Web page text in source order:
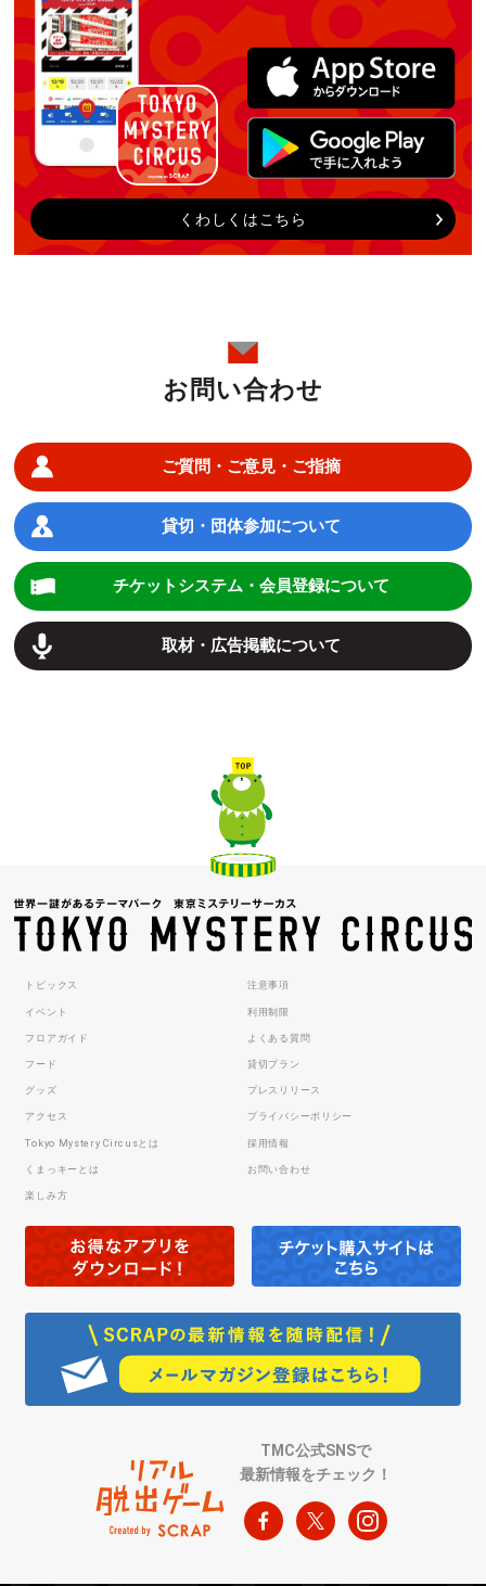
くわしくはこちら
お問い合わせ
ご質問・ご意見・ご指摘
貸切・団体参加について
チケットシステム・会員登録について
取材・広告掲載について
トピックス
イベント
フロアガイド
フード
グッズ
アクセス
Tokyo Mystery Circusとは
くまっキーとは
楽しみ方
注意事項
利用制限
よくある質問
貸切プラン
プレスリリース
プライバシーポリシー
採用情報
お問い合わせ
TMC公式SNSで
最新情報をチェック！